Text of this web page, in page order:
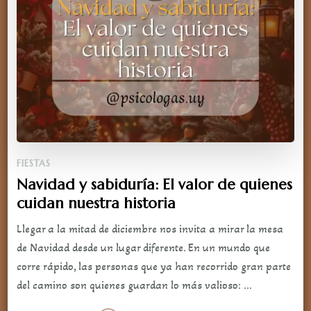
FIESTAS
Navidad y sabiduría: El valor de quienes
cuidan nuestra historia
Llegar a la mitad de diciembre nos invita a mirar la mesa
de Navidad desde un lugar diferente. En un mundo que
corre rápido, las personas que ya han recorrido gran parte
del camino son quienes guardan lo más valioso: …